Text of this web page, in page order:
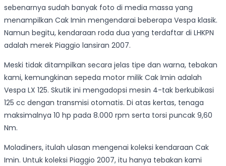
sebenarnya sudah banyak foto di media massa yang
menampilkan Cak Imin mengendarai beberapa Vespa klasik.
Namun begitu, kendaraan roda dua yang terdaftar di LHKPN
adalah merek Piaggio lansiran 2007.
Meski tidak ditampilkan secara jelas tipe dan warna, tebakan
kami, kemungkinan sepeda motor milik Cak Imin adalah
Vespa LX 125. Skutik ini mengadopsi mesin 4-tak berkubikasi
125 cc dengan transmisi otomatis. Di atas kertas, tenaga
maksimalnya 10 hp pada 8.000 rpm serta torsi puncak 9,60
Nm.
Moladiners, itulah ulasan mengenai koleksi kendaraan Cak
Imin. Untuk koleksi Piaggio 2007, itu hanya tebakan kami